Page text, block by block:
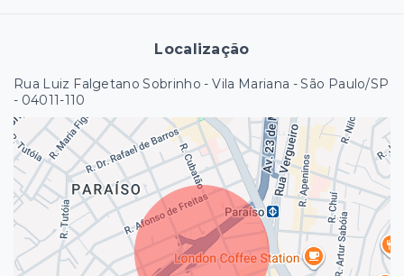
Localização
Rua Luiz Falgetano Sobrinho - Vila Mariana - São Paulo/SP
- 04011-110